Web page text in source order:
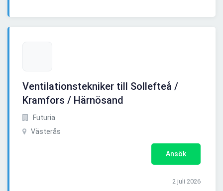
Ventilationstekniker till Sollefteå /
Kramfors / Härnösand
Futuria
Västerås
Ansök
2 juli 2026